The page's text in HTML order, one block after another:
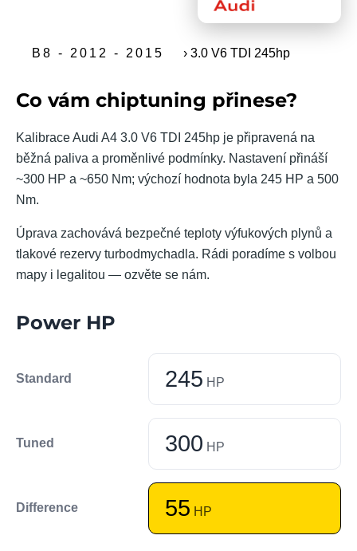
B8 - 2012 - 2015 › 3.0 V6 TDI 245hp
Co vám chiptuning přinese?
Kalibrace Audi A4 3.0 V6 TDI 245hp je připravená na
běžná paliva a proměnlivé podmínky. Nastavení přináší
~300 HP a ~650 Nm; výchozí hodnota byla 245 HP a 500
Nm.
Úprava zachovává bezpečné teploty výfukových plynů a
tlakové rezervy turbodmychadla. Rádi poradíme s volbou
mapy i legalitou — ozvěte se nám.
Power HP
Standard 245 HP
Tuned 300 HP
Difference 55 HP